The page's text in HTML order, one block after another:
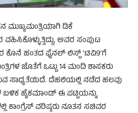
ಮುಖ್ಯಮಂತ್ರಿಯಾಗಿ ಡಿಕೆ
ಅವರ ಸಂಪುಟ
ಕೊನೆ ಹಂತದ ಫೈನಲ್ ಲಿಸ್ಟ್ ‘ಟಿವಿ9’ಗೆ
ಜೊತೆಗೆ ಒಟ್ಟು 14 ಮಂದಿ ಶಾಸಕರು
ಸಾಧ್ಯತೆಯಿದೆ. ದೆಹಲಿಯಲ್ಲಿ ನಡೆದ ಹಲವು
ಹೈಕಮಾಂಡ್ ಈ ಪಟ್ಟಿಯನ್ನು
ಕಾಂಗ್ರೆಸ್ ವರಿಷ್ಠರು ನೂತನ ಸಚಿವರ